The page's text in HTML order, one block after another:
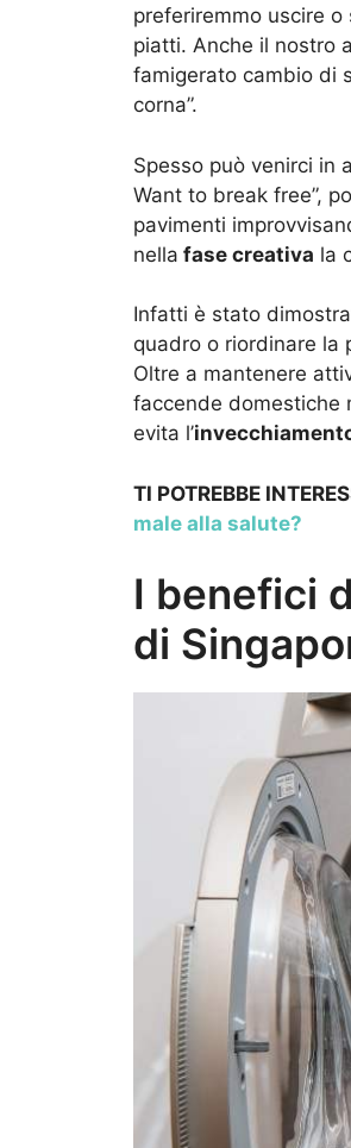
preferiremmo uscire
piatti. Anche il nostro
famigerato cambio di
corna”.
Spesso può venirci in
Want to break free”,
pavimenti
nella fase creativa la
Infatti è stato
quadro o riordinare la
Oltre a mantenere
faccende domestiche
evita l’
TI POTREBBE
male alla salute?
I benefici
di